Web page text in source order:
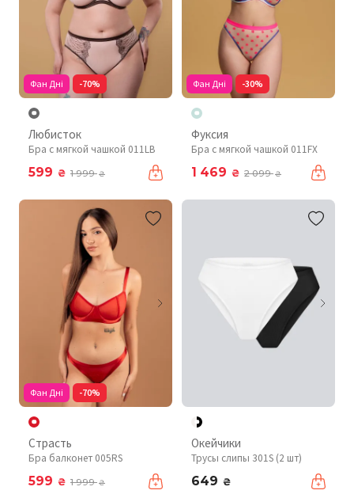
Фан Дні -70%
Любисток
Бра с мягкой чашкой 011LB
599 ₴ 1 999₴
Фан Дні -30%
Фуксия
Бра с мягкой чашкой 011FX
1 469 ₴ 2 099₴
Фан Дні -70%
Страсть
Бра балконет 005RS
599 ₴ 1 999₴
Окейчики
Трусы слипы 301S (2 шт)
649 ₴